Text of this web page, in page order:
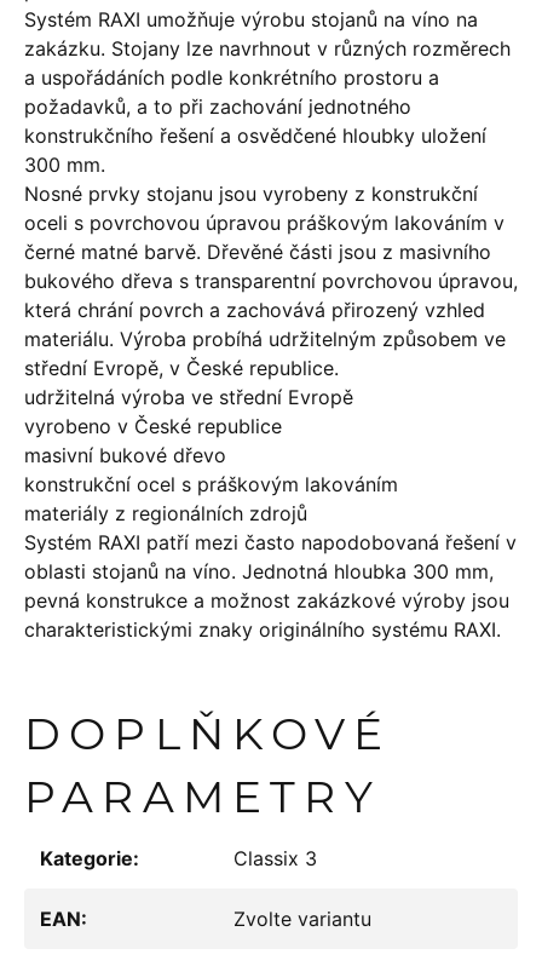
Systém RAXI umožňuje výrobu stojanů na víno na
zakázku. Stojany lze navrhnout v různých rozměrech
a uspořádáních podle konkrétního prostoru a
požadavků, a to při zachování jednotného
konstrukčního řešení a osvědčené hloubky uložení
300 mm.
Nosné prvky stojanu jsou vyrobeny z konstrukční
oceli s povrchovou úpravou práškovým lakováním v
černé matné barvě. Dřevěné části jsou z masivního
bukového dřeva s transparentní povrchovou úpravou,
která chrání povrch a zachovává přirozený vzhled
materiálu. Výroba probíhá udržitelným způsobem ve
střední Evropě, v České republice.
udržitelná výroba ve střední Evropě
vyrobeno v České republice
masivní bukové dřevo
konstrukční ocel s práškovým lakováním
materiály z regionálních zdrojů
Systém RAXI patří mezi často napodobovaná řešení v
oblasti stojanů na víno. Jednotná hloubka 300 mm,
pevná konstrukce a možnost zakázkové výroby jsou
charakteristickými znaky originálního systému RAXI.
DOPLŇKOVÉ
PARAMETRY
Kategorie: Classix 3
EAN: Zvolte variantu